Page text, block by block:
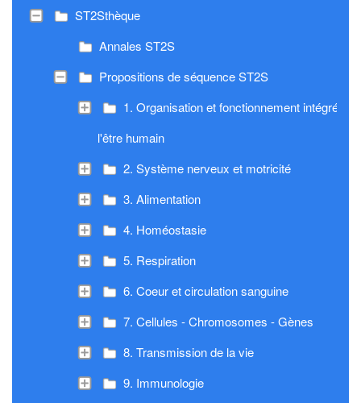
ST2Sthèque
Annales ST2S
Propositions de séquence ST2S
1. Organisation et fonctionnement intégré de
l'être humain
2. Système nerveux et motricité
3. Alimentation
4. Homéostasie
5. Respiration
6. Coeur et circulation sanguine
7. Cellules - Chromosomes - Gènes
8. Transmission de la vie
9. Immunologie